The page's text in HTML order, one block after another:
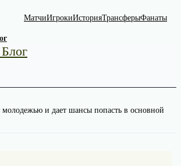
МатчиИгрокиИсторияТрансферыФанаты
и дает шансы попасть в основной